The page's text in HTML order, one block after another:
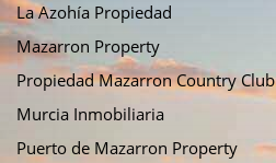
La Azohía Propiedad
Mazarron Property
Propiedad Mazarron Country Club
Murcia Inmobiliaria
Puerto de Mazarron Property